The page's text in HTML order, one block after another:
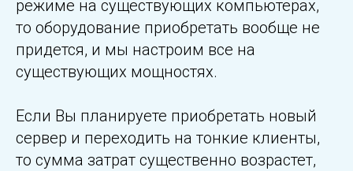
режиме на существующих компьютерах,
то оборудование приобретать вообще не
придется, и мы настроим все на
существующих мощностях.
Если Вы планируете приобретать новый
сервер и переходить на тонкие клиенты,
то сумма затрат существенно возрастет,